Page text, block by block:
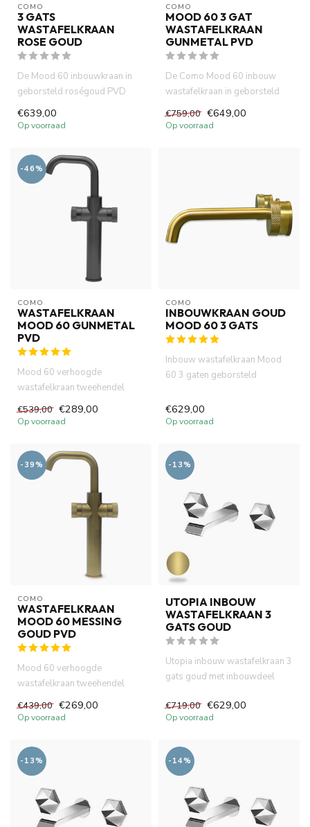
COMO
3 GATS
WASTAFELKRAAN
ROSE GOUD
De Mood 60 inbouwkraan in
geborsteld roségoud PVD
du...
€639,00
Op voorraad
COMO
MOOD 60 3 GAT
WASTAFELKRAAN
GUNMETAL PVD
De Como Mood 60 inbouw
wastafelkraan in geborsteld
...
€759,00 €649,00
Op voorraad
-46%
COMO
WASTAFELKRAAN
MOOD 60 GUNMETAL
PVD
Mood 60 verhoogde
wastafelkraan tweehendel
handvatte...
€539,00 €289,00
Op voorraad
COMO
INBOUWKRAAN GOUD
MOOD 60 3 GATS
Inbouw wastafelkraan Mood
60 3 gaten geborsteld
van ...
€629,00
Op voorraad
-39%
COMO
WASTAFELKRAAN
MOOD 60 MESSING
GOUD PVD
Mood 60 verhoogde
wastafelkraan tweehendel
geribbelde handv...
€439,00 €269,00
Op voorraad
-13%
UTOPIA INBOUW
WASTAFELKRAAN 3
GATS GOUD
Utopia inbouw wastafelkraan 3
gats goud met inbouwdeel
€719,00 €629,00
Op voorraad
-13% -14%